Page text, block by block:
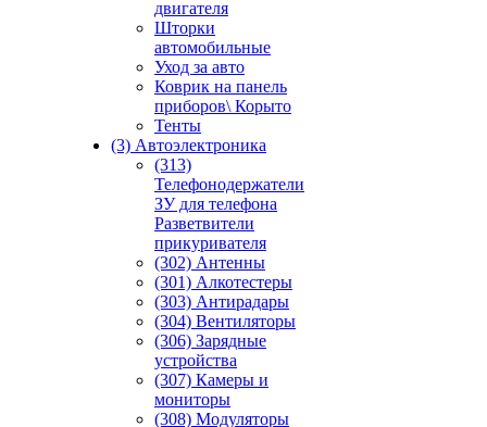
двигателя
Шторки
автомобильные
Уход за авто
Коврик на панель
приборов\ Корыто
Тенты
(3) Автоэлектроника
(313)
Телефонодержатели
ЗУ для телефона
Разветвители
прикуривателя
(302) Антенны
(301) Алкотестеры
(303) Антирадары
(304) Вентиляторы
(306) Зарядные
устройства
(307) Камеры и
мониторы
(308) Модуляторы